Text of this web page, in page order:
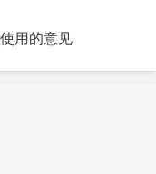
用的意见